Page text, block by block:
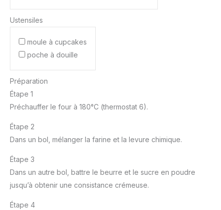
Ustensiles
moule à cupcakes
poche à douille
Préparation
Étape 1
Préchauffer le four à 180°C (thermostat 6).
Étape 2
Dans un bol, mélanger la farine et la levure chimique.
Étape 3
Dans un autre bol, battre le beurre et le sucre en poudre
jusqu’à obtenir une consistance crémeuse.
Étape 4